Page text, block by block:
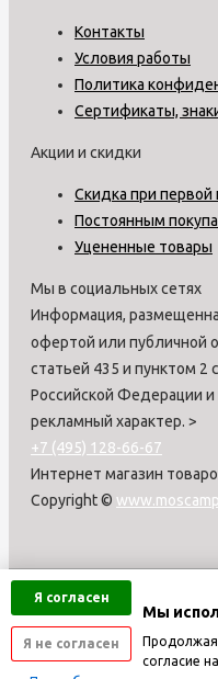
Я согласен
Я не согласен
Мы
Продолжая
согласие
Контакты
Условия работы
Политика
Сертификаты,
Акции и скидки
Скидка при первой
Постоянным
Уцененные товары
Мы в социальных сетях
Информация,
офертой или публичной
статьей 435 и пунктом 2
Российской Федерации
рекламный характер. >
+7 (495) 128-66-67
Интернет магазин
Copyright ©